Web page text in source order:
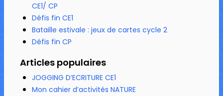
CE1/ CP
Défis fin CE1
Bataille estivale : jeux de cartes cycle 2
Défis fin CP
Articles populaires
JOGGING D’ECRITURE CE1
Mon cahier d’activités NATURE